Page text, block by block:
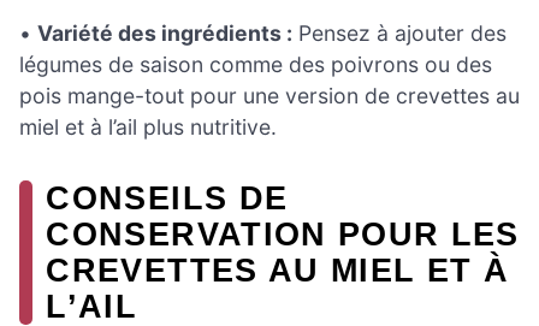
• Variété des ingrédients : Pensez à ajouter des
légumes de saison comme des poivrons ou des
pois mange-tout pour une version de crevettes au
miel et à l’ail plus nutritive.
CONSEILS DE
CONSERVATION POUR LES
CREVETTES AU MIEL ET À
L’AIL